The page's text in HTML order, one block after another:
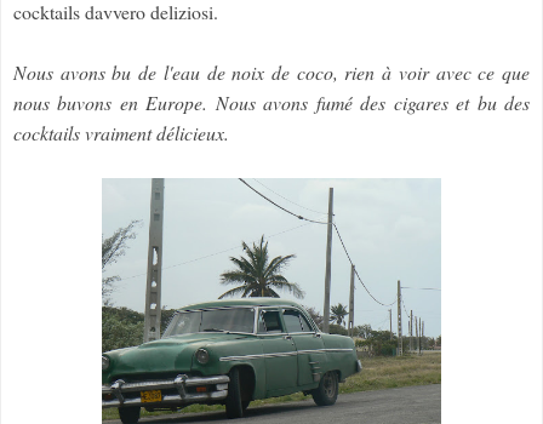
cocktails davvero deliziosi.
Nous avons bu de l'eau de noix de coco, rien à voir avec ce que
nous buvons en Europe. Nous avons fumé des cigares et bu des
cocktails vraiment délicieux.